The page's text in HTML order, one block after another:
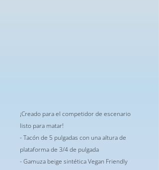
¡Creado para el competidor de escenario
listo para matar!
- Tacón de 5 pulgadas con una altura de
plataforma de 3/4 de pulgada
- Gamuza beige sintética Vegan Friendly